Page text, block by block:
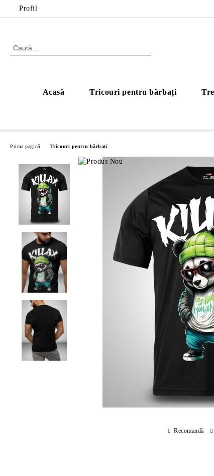
Profil
Acasă Tricouri pentru bărbați
Prima pagină Tricouri pentru bărbați
Recomandă